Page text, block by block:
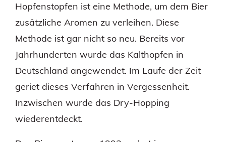
Hopfenstopfen ist eine Methode, um dem Bier
zusätzliche Aromen zu verleihen. Diese
Methode ist gar nicht so neu. Bereits vor
Jahrhunderten wurde das Kalthopfen in
Deutschland angewendet. Im Laufe der Zeit
geriet dieses Verfahren in Vergessenheit.
Inzwischen wurde das Dry-Hopping
wiederentdeckt.